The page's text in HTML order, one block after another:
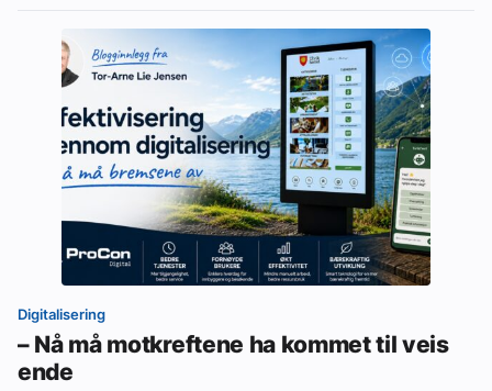
Digitalisering
– Nå må motkreftene ha kommet til veis
ende